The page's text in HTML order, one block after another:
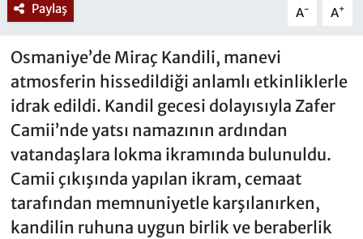
Paylaş A- A+
Osmaniye’de Miraç Kandili, manevi
atmosferin hissedildiği anlamlı etkinliklerle
idrak edildi. Kandil gecesi dolayısıyla Zafer
Camii’nde yatsı namazının ardından
vatandaşlara lokma ikramında bulunuldu.
Camii çıkışında yapılan ikram, cemaat
tarafından memnuniyetle karşılanırken,
kandilin ruhuna uygun birlik ve beraberlik